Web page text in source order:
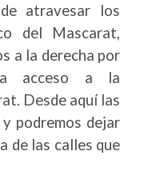
atravesar los
del Mascarat,
a la derecha por
acceso a la
Desde aquí las
podremos dejar
de las calles que